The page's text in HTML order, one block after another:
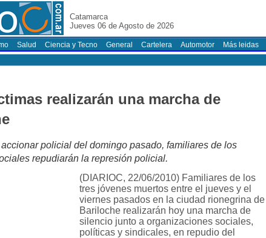
Catamarca
Jueves 06 de Agosto de 2026
Salud Ciencia y Tecno General Cartelera Automotor Más leidas
realizarán una marcha de
policial del domingo pasado, familiares de los
repudiarán la represión policial.
(DIARIOC, 22/06/2010) Familiares de los
tres jóvenes muertos entre el jueves y el
viernes pasados en la ciudad rionegrina de
Bariloche realizarán hoy una marcha de
silencio junto a organizaciones sociales,
políticas y sindicales, en repudio del